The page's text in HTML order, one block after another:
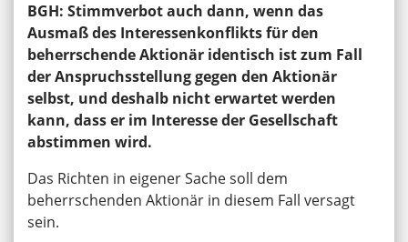
BGH: Stimmverbot auch dann, wenn das
Ausmaß des Interessenkonflikts für den
beherrschende Aktionär identisch ist zum Fall
der Anspruchsstellung gegen den Aktionär
selbst, und deshalb nicht erwartet werden
kann, dass er im Interesse der Gesellschaft
abstimmen wird.
Das Richten in eigener Sache soll dem
beherrschenden Aktionär in diesem Fall versagt
sein.